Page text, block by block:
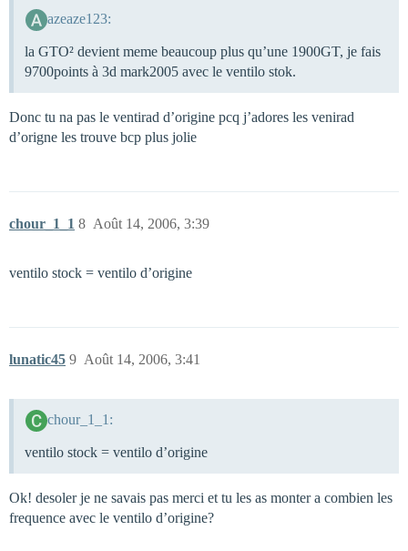
azeaze123:
la GTO² devient meme beaucoup plus qu’une 1900GT, je fais
9700points à 3d mark2005 avec le ventilo stok.
Donc tu na pas le ventirad d’origine pcq j’adores les venirad
d’origne les trouve bcp plus jolie
chour_1_1 Août 14, 2006, 3:39
8
ventilo stock = ventilo d’origine
lunatic45 Août 14, 2006, 3:41
9
chour_1_1:
ventilo stock = ventilo d’origine
Ok! desoler je ne savais pas merci et tu les as monter a combien les
frequence avec le ventilo d’origine?